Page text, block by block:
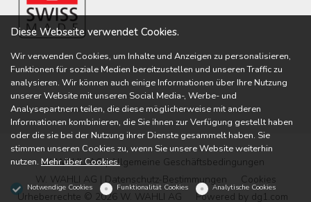
W. WAHLI AG | Allgemeine Geschäftsbedingungen
W. WAHLI AG | Datenschutz-Bestimmungen
Cookies
Urheberrechte © 2026 W. WAHLI AG
Powered by dg1.com
Diese Webseite verwendet Cookies.
Wir verwenden Cookies, um Inhalte und Anzeigen zu personalisieren,
Funktionen für soziale Medien bereitzustellen und unseren Traffic zu
analysieren. Wir können auch einige Informationen über Ihre Nutzung
unserer Website mit unseren Social Media-, Werbe- und
Analysepartnern teilen, die diese möglicherweise mit anderen
Informationen kombinieren, die Sie ihnen zur Verfügung gestellt haben
oder die sie bei der Nutzung ihrer Dienste gesammelt haben. Sie
stimmen unseren Cookies zu, wenn Sie unsere Website weiterhin
nutzen. Mehr über Cookies.
Notwendige Cookies Funktionalität Cookies Analytische Cookies